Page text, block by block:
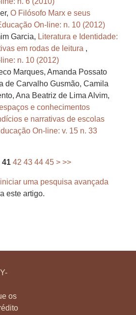
O Filósofo Marx e seus
On-line: n. 10 (2012)
Garcia, Literatura e Identidade:
em rodas de leitura ,
n. 10 (2012)
Marques, Amanda Possato
de Carvalho Gusmão, Camila
Ana Beatriz de Lima Alvim,
e conhecimentos
e narrativas de escolas
On-line: v. 15 n. 33
41 42 43 44 45 > >>
iniciar uma pesquisa avançada
este artigo.
os